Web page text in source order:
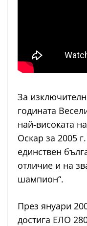
За
годината
най-високата
Оскар за 2005
единствен
отличие и на
шампион“.
През януари
достига ЕЛО